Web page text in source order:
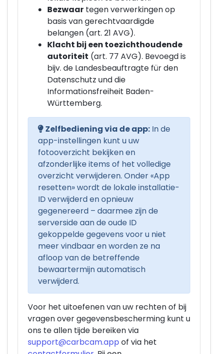
Bezwaar tegen verwerkingen op
basis van gerechtvaardigde
belangen (art. 21 AVG).
Klacht bij een toezichthoudende
autoriteit (art. 77 AVG). Bevoegd is
bijv. de Landesbeauftragte für den
Datenschutz und die
Informationsfreiheit Baden-
Württemberg.
Zelfbediening via de app: In de
app-instellingen kunt u uw
fotooverzicht bekijken en
afzonderlijke items of het volledige
overzicht verwijderen. Onder «App
resetten» wordt de lokale installatie-
ID verwijderd en opnieuw
gegenereerd – daarmee zijn de
serverside aan de oude ID
gekoppelde gegevens voor u niet
meer vindbaar en worden ze na
afloop van de betreffende
bewaartermijn automatisch
verwijderd.
Voor het uitoefenen van uw rechten of bij
vragen over gegevensbescherming kunt u
ons te allen tijde bereiken via
support@carbcam.app of via het